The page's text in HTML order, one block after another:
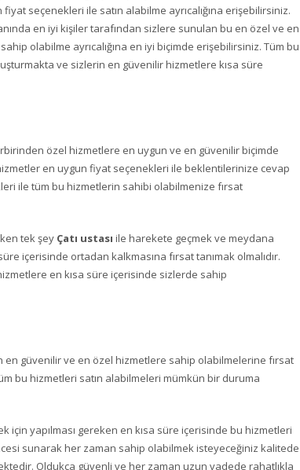
seçenekleri ile satın alabilme ayrıcalığına erişebilirsiniz.
en iyi kişiler tarafından sizlere sunulan bu en özel ve en
olabilme ayrıcalığına en iyi biçimde erişebilirsiniz. Tüm bu
ve sizlerin en güvenilir hizmetlere kısa süre
özel hizmetlere en uygun ve en güvenilir biçimde
en uygun fiyat seçenekleri ile beklentilerinize cevap
ile tüm bu hizmetlerin sahibi olabilmenize fırsat
tek şey Çatı ustası ile harekete geçmek ve meydana
içerisinde ortadan kalkmasına fırsat tanımak olmalıdır.
en kısa süre içerisinde sizlerde sahip
en güvenilir ve en özel hizmetlere sahip olabilmelerine fırsat
bu hizmetleri satın alabilmeleri mümkün bir duruma
yapılması gereken en kısa süre içerisinde bu hizmetleri
sunarak her zaman sahip olabilmek isteyeceğiniz kalitede
Oldukça güvenli ve her zaman uzun vadede rahatlıkla